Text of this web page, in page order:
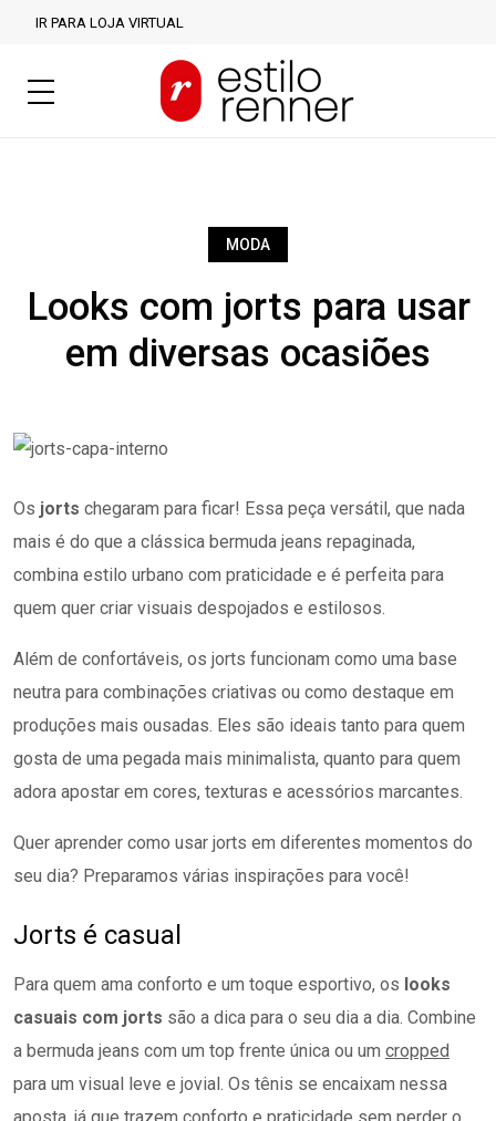
IR PARA LOJA VIRTUAL
MODA
Looks com jorts para usar
em diversas ocasiões
Os jorts chegaram para ficar! Essa peça versátil, que nada
mais é do que a clássica bermuda jeans repaginada,
combina estilo urbano com praticidade e é perfeita para
quem quer criar visuais despojados e estilosos.
Além de confortáveis, os jorts funcionam como uma base
neutra para combinações criativas ou como destaque em
produções mais ousadas. Eles são ideais tanto para quem
gosta de uma pegada mais minimalista, quanto para quem
adora apostar em cores, texturas e acessórios marcantes.
Quer aprender como usar jorts em diferentes momentos do
seu dia? Preparamos várias inspirações para você!
Jorts é casual
Para quem ama conforto e um toque esportivo, os looks
casuais com jorts são a dica para o seu dia a dia. Combine
a bermuda jeans com um top frente única ou um cropped
para um visual leve e jovial. Os tênis se encaixam nessa